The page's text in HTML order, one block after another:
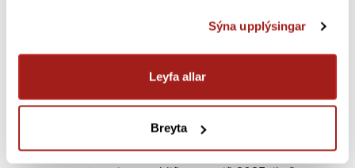
Sýna upplýsingar
Leyfa allar
Breyta
þannig afhendingaröryggi raforku í
Vestmannaeyjum.
„ Ákvörðun um lagningu á nýjum
Vestmannaeyjastreng hefur verið í
umræðunni um tíma og höfum við nú þegar
ákveðið að flýta framkvæmdum og leggja